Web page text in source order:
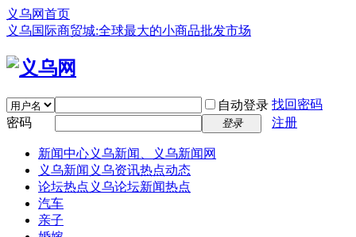
义乌网首页
义乌国际商贸城:全球最大的小商品批发市场
自动登录 找回密码
密码
登录 注册
新闻中心义乌新闻、义乌新闻网
义乌新闻 义乌资讯热点动态
论坛热点 义乌论坛新闻热点
汽车
亲子